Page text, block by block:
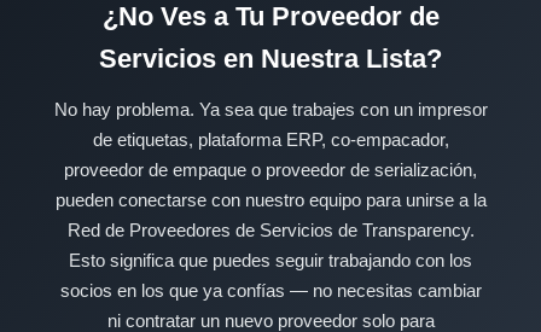
¿No Ves a Tu Proveedor de
Servicios en Nuestra Lista?
No hay problema. Ya sea que trabajes con un impresor
de etiquetas, plataforma ERP, co-empacador,
proveedor de empaque o proveedor de serialización,
pueden conectarse con nuestro equipo para unirse a la
Red de Proveedores de Servicios de Transparency.
Esto significa que puedes seguir trabajando con los
socios en los que ya confías — no necesitas cambiar
ni contratar un nuevo proveedor solo para